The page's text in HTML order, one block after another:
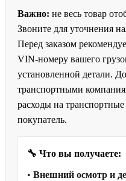
Важно: не весь товар
Звоните для уточнения
Перед заказом
VIN-номеру вашего
установленной детали.
транспортными
расходы на транспортные
покупатель.
🔧 Что вы получаете:
• Внешний осмотр и